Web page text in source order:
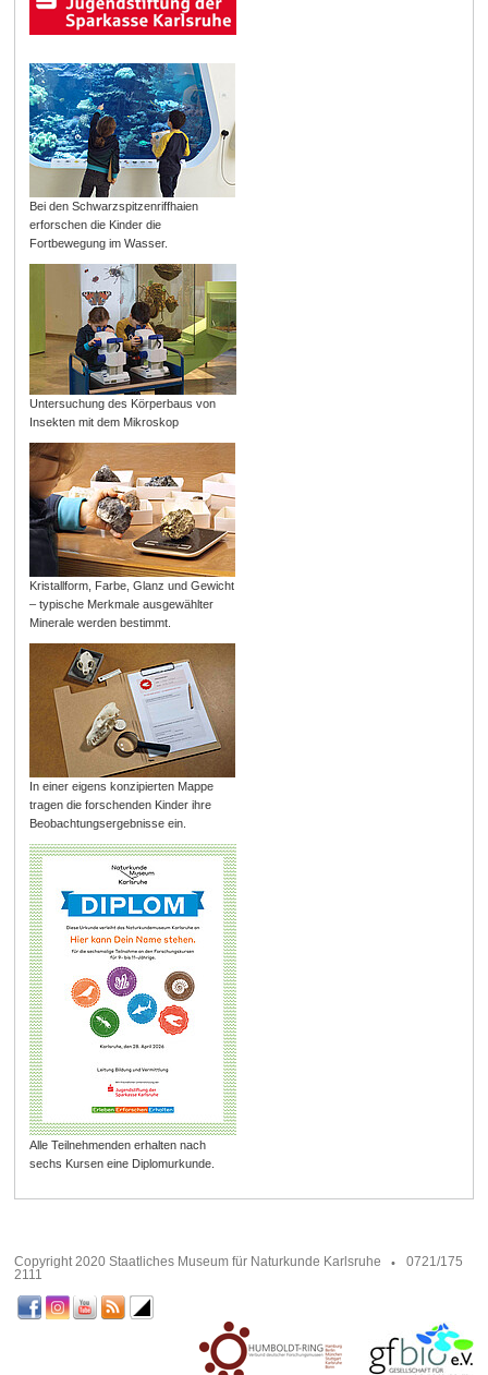
Bei den Schwarzspitzenriffhaien
erforschen die Kinder die
Fortbewegung im Wasser.
Untersuchung des Körperbaus von
Insekten mit dem Mikroskop
Kristallform, Farbe, Glanz und Gewicht
– typische Merkmale ausgewählter
Minerale werden bestimmt.
In einer eigens konzipierten Mappe
tragen die forschenden Kinder ihre
Beobachtungsergebnisse ein.
Alle Teilnehmenden erhalten nach
sechs Kursen eine Diplomurkunde.
Copyright 2020 Staatliches Museum für Naturkunde Karlsruhe
0721/175
2111